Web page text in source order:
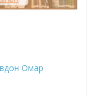
Омар